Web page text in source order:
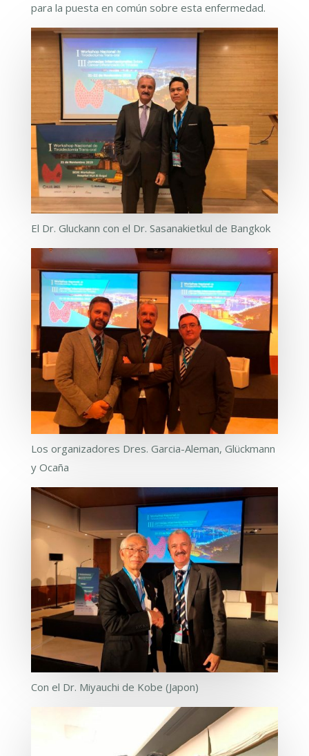
para la puesta en común sobre esta enfermedad.
El Dr. Gluckann con el Dr. Sasanakietkul de Bangkok
Los organizadores Dres. Garcia-Aleman, Glückmann
y Ocaña
Con el Dr. Miyauchi de Kobe (Japon)